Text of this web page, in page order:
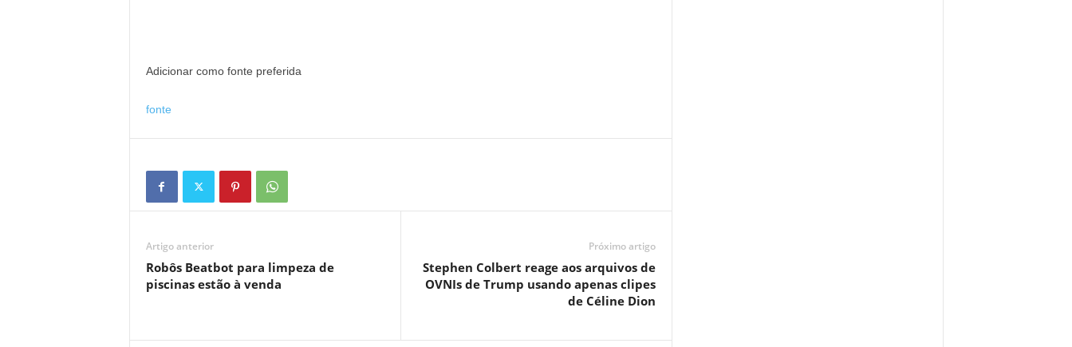
Adicionar como fonte preferida
fonte
Artigo anterior
Robôs Beatbot para limpeza de
piscinas estão à venda
Próximo artigo
Stephen Colbert reage aos arquivos de
OVNIs de Trump usando apenas clipes
de Céline Dion